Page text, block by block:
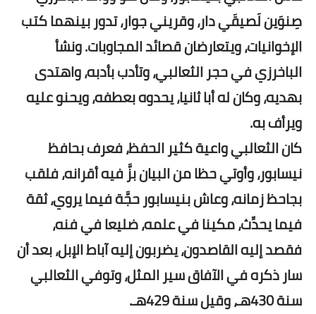
صِنوَين لَصيقَي دار، وقريني جوار، تدور بينهما كتب
الإخوانيات، ويتعارضان قصائد المجاوبات. ونشأ
الباخرزي في حجر الثعالبي، وتأدب بأدبه، واهتدى
بهديه، وكان له أبا ثانيا، يحدوه بعطفه، ويحنو عليه
ويرأف به.
كان الثعالبي واعية كثير الحفظ، فعرف بحافظ
نيسابور، وأوتي حظا من البيان بزَّ فيه أقرانه، فلقب
بجاحظ زمانه، وعاش بنيسابور حجَّة فيما يروي، ثقة
فيما يحدِّث، مكينا في علمه، ضليعا في فنه،
فقصد إليه القاصدون، يضربون إليه آباط الإبل، بعد أن
سار ذكره في الآفاق سير المثل، وتوفي الثعالبي
سنة 430هـ، وقيل سنة 429هـ.